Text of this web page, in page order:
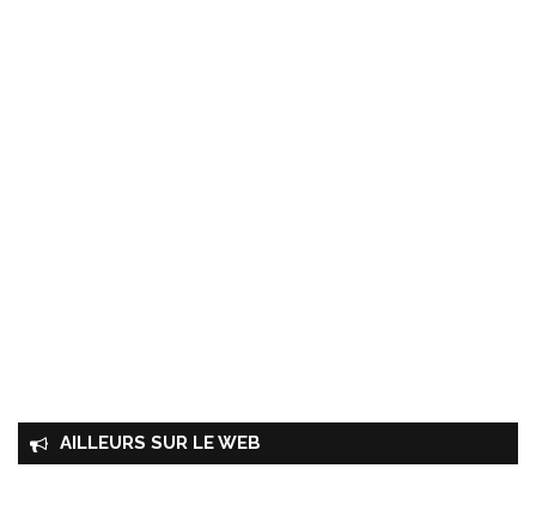
AILLEURS SUR LE WEB